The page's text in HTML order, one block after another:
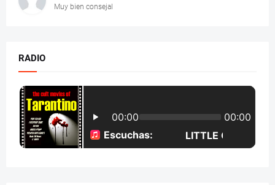
Muy bien consejal
RADIO